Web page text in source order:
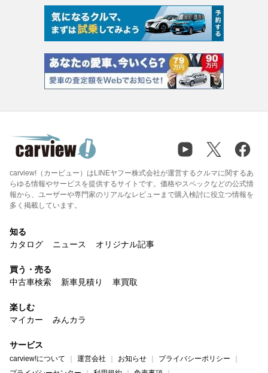
carview!（カービュー）はLINEヤフー株式会社が運営するクルマに関するあ
らゆる情報やサービスを提供するサイトです。価格やスペックなどの公式情
報から、ユーザーや専門家のリアルなレビューまで購入検討に役立つ情報を
多く掲載しています。
知る
カタログ
ニュース オリジナル記事
買う・売る
中古車検索
新車見積り 車買取
楽しむ
マイカー
みんカラ
サービス
carview!について 運営会社 お知らせ
プライバシーポリシー